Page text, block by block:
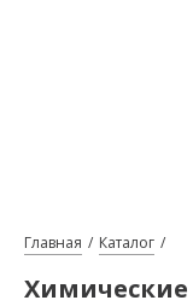
Главная Каталог